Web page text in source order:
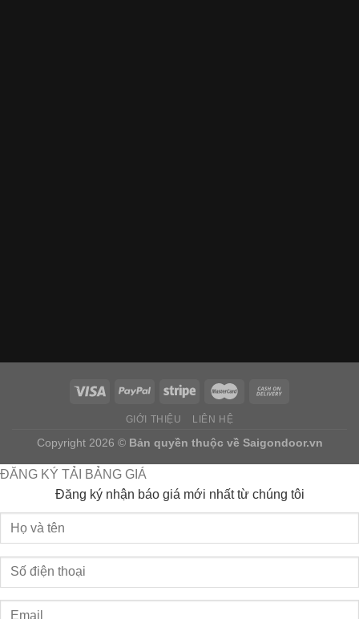
GIỚI THIỆU LIÊN HỆ
Copyright 2026 © Bản quyền thuộc về Saigondoor.vn
ĐĂNG KÝ TẢI BẢNG GIÁ
Đăng ký nhận báo giá mới nhất từ chúng tôi